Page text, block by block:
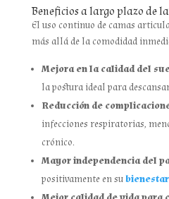
Beneficios a largo plazo de
El uso continuo de camas
más allá de la comodidad
Mejora en la calidad del
la postura ideal para
Reducción de
infecciones respiratorias,
crónico.
Mayor independencia del
positivamente en su